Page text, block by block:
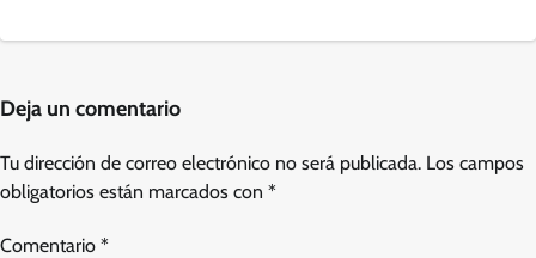
Deja un comentario
Tu dirección de correo electrónico no será publicada. Los campos
obligatorios están marcados con *
Comentario *